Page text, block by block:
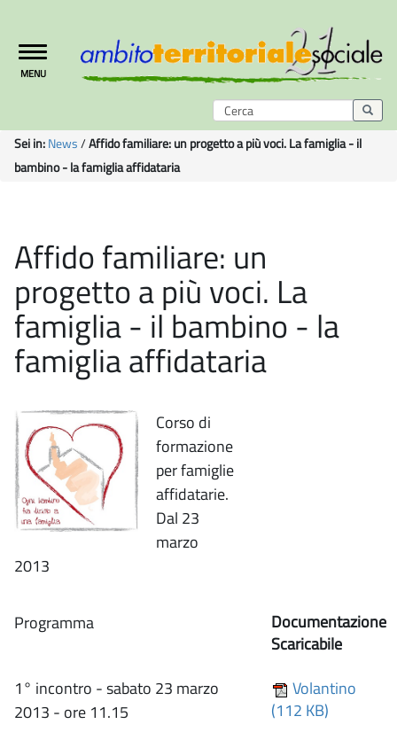
Toggle
navigation
MENU
Sei in:News/Affido familiare: un progetto a più voci. La famiglia - il
bambino - la famiglia affidataria
Affido familiare: un
progetto a più voci. La
famiglia - il bambino - la
famiglia affidataria
Corso di
formazione
per famiglie
affidatarie.
Dal 23
marzo
2013
Programma
1° incontro - sabato 23 marzo
2013 - ore 11.15
Documentazione
Scaricabile
Volantino
(112 KB)